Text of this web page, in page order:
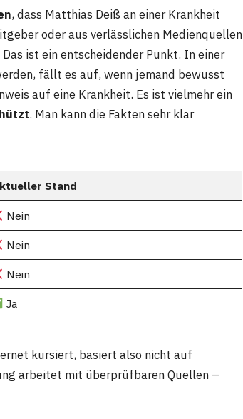
, dass Matthias Deiß an einer Krankheit
oder aus verlässlichen Medienquellen
ist ein entscheidender Punkt. In einer
fällt es auf, wenn jemand bewusst
auf eine Krankheit. Es ist vielmehr ein
. Man kann die Fakten sehr klar
Stand
Nein
Nein
Nein
Ja
kursiert, basiert also nicht auf
arbeitet mit überprüfbaren Quellen –